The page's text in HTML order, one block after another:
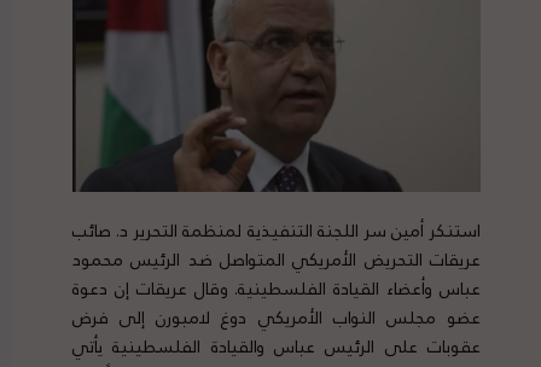
استنكر أمين سر اللجنة التنفيذية لمنظمة التحرير د. صائب
عريقات التحريض الأمريكي المتواصل ضد الرئيس محمود
عباس وأعضاء القيادة الفلسطينية. وقال عريقات إن دعوة
عضو مجلس النواب الأمريكي دوغ لامبورن إلى فرض
عقوبات على الرئيس عباس والقيادة الفلسطينية يأتي